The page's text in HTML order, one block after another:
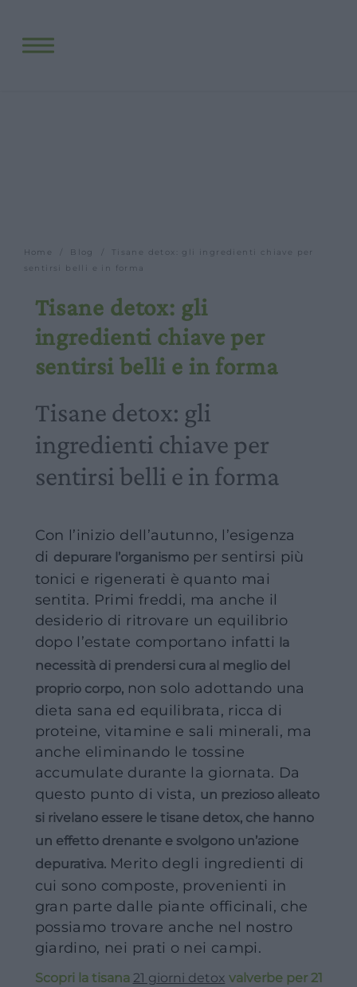
Blog
Home Blog
/ Tisane detox: gli ingredienti chiave per
sentirsi belli e in forma
Tisane detox: gli
ingredienti chiave per
sentirsi belli e in forma
Tisane detox: gli
ingredienti chiave per
sentirsi belli e in forma
Con l’inizio dell’autunno, l’esigenza
di depurare l’organismoper sentirsi più
tonici e rigenerati è quanto mai
sentita. Primi freddi, ma anche il
desiderio di ritrovare un equilibrio
dopo l’estate comportano infatti la
necessità di prendersi cura al meglio del
proprio corpo,non solo adottando una
dieta sana ed equilibrata, ricca di
proteine, vitamine e sali minerali, ma
anche eliminando le tossine
accumulate durante la giornata. Da
questo punto di vista, un prezioso alleato
si rivelano essere le tisane detox, che hanno
un effetto drenante e svolgono un’azione
depurativa.Merito degli ingredienti di
cui sono composte, provenienti in
gran parte dalle piante officinali, che
possiamo trovare anche nel nostro
giardino, nei prati o nei campi.
Scopri la tisana 21 giorni detox valverbe per 21